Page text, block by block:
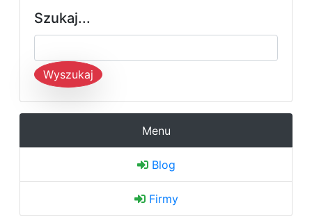
Szukaj...
Wyszukaj
Menu
Blog
Firmy